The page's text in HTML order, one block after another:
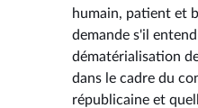
humain, patient et
demande s'il
dématérialisation
dans le cadre du
républicaine et